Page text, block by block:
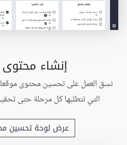
إنشاء
نسق العمل على تحسين محتوى
التي تتطلبها كل مرحلة حتى
عرض لوحة تحسين